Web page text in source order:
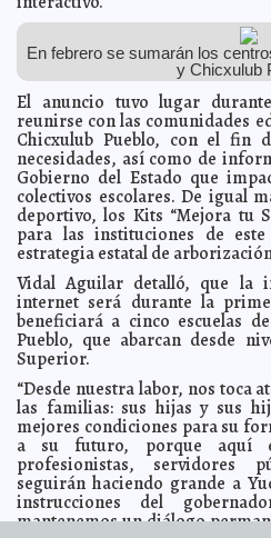
2023-02-01 09:57:05 Dra. Piedad Peniche
Zavala” 2023 Carmen Alicia Briceño Sánchez
Ejército Mexicano
la bandera Javier W. López Madera
2023-02-01 09:00:46 Cuauhtémoc
Partida" y Méxicolectivo A7
2023-02-01 08:20:12 Renán Barrera
Carnaval 2023 Laura Aldama
2023-01-30 21:41:27 Más de 200 millones
vialidades en distintas zonas del
2023-01-30 21:35:41 El Ayuntamiento de
para los cursos propedéuticos de
admisión de educación básica,
Briceño Sánchez
2023-01-30 21:27:04 Hidalgo Victoria,
Infonavit, hace campaña por Morena A7
2023-01-29 14:23:38 Renán Barrera con
Estado A7
2023-01-29 14:03:03 El Gobierno del
trabajan de la mano para impulsar
del medio ambiente Laura Aldama
2023-01-29 12:51:06 Celebra la CODHEY 30
derechos humanos Carmen Alicia Briceño
2023-01-29 12:46:52 Frentes fríos recientes
perjuicios en Yucatán: Procivy Laura
En febrero se sumarán los
y Chicxulub
El anuncio tuvo lugar
reunirse con las comunidades
Chicxulub Pueblo, con el fin
necesidades, así como de
Gobierno del Estado que
colectivos escolares. De igual
deportivo, los Kits “Mejora tu
para las instituciones de
estrategia estatal de
Vidal Aguilar detalló, que la
internet será durante la
beneficiará a cinco escuelas
Pueblo, que abarcan desde
Superior.
“Desde nuestra labor, nos toca
las familias: sus hijas y sus
mejores condiciones para su
a su futuro, porque aquí
profesionistas, servidores
seguirán haciendo grande a
instrucciones del
mantenemos un diálogo